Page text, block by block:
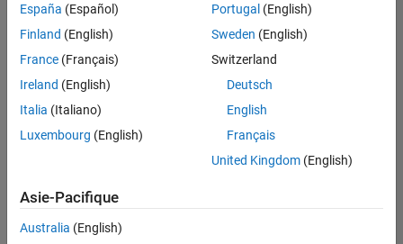
Vous
pouvez
élargir
votre
recherche
ou
afficher
l’ensemble
d'emploi.
malgré
España (Español)
Finland (English)
France (Français)
Ireland (English)
Italia (Italiano)
Luxembourg (English)
Portugal (English)
Sweden (English)
Switzerland
Deutsch
English
Français
United Kingdom(English)
Asie-Pacifique
Australia (English)